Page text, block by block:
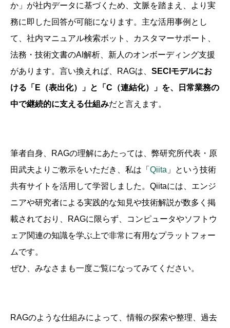
か」が社内データに基づくため、文脈を踏まえ、より実
務に即した回答が可能になります。主な活用事例とし
て、社内マニュアル検索ボット、カスタマーサポート、
法務・技術文書のAI解析、新人のオンボーディング支援
があります。言い換えれば、RAGは、 SECI モデルにお
ける「E （表出化）」と「C （連結化）」を、日常業務の
中で継続的に支える仕組みだと言えます。
筆者自身、RAGの理解にあたっては、弊研究所代表・原
田武夫よりご教示をいただき、私は「 Qiita 」という技術
共有サイトを活用して学習しました。Qiitaには、エンジ
ニアや研究者による実践的な知見や技術解説が数多く掲
載されており、RAGに限らず、コンピュータやソフトウ
ェア関連の知識を学ぶ上で非常に有用なプラットフォー
ムです。
ぜひ、みなさまも一度ご覧になってみてください。
RAGのような仕組みによって、情報の探索や整理、過去